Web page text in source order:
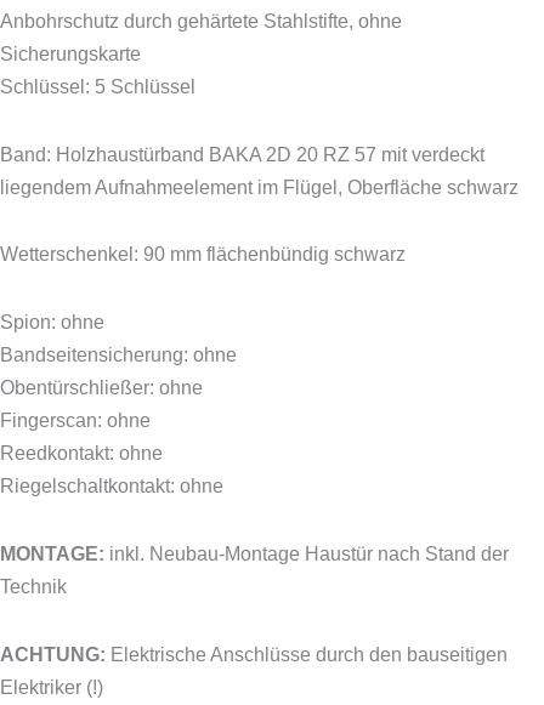
Anbohrschutz durch gehärtete Stahlstifte, ohne
Sicherungskarte
Schlüssel: 5 Schlüssel
Band: Holzhaustürband BAKA 2D 20 RZ 57 mit verdeckt
liegendem Aufnahmeelement im Flügel, Oberfläche schwarz
Wetterschenkel: 90 mm flächenbündig schwarz
Spion: ohne
Bandseitensicherung: ohne
Obentürschließer: ohne
Fingerscan: ohne
Reedkontakt: ohne
Riegelschaltkontakt: ohne
MONTAGE: inkl. Neubau-Montage Haustür nach Stand der
Technik
ACHTUNG: Elektrische Anschlüsse durch den bauseitigen
Elektriker (!)